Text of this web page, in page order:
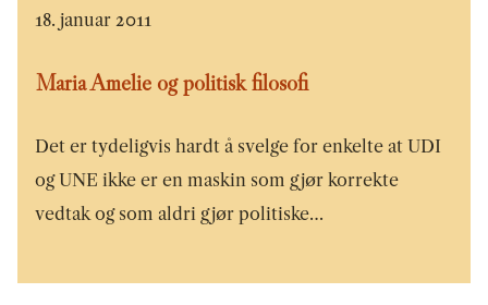
18. januar 2011
Maria Amelie og politisk filosofi
Det er tydeligvis hardt å svelge for enkelte at UDI
og UNE ikke er en maskin som gjør korrekte
vedtak og som aldri gjør politiske…